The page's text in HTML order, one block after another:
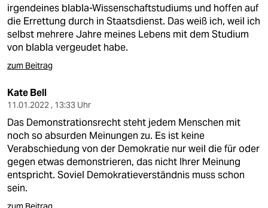
irgendeines blabla-Wissenschaftstudiums und hoffen auf
die Errettung durch in Staatsdienst. Das weiß ich, weil ich
selbst mehrere Jahre meines Lebens mit dem Studium
von blabla vergeudet habe.
zum Beitrag
Kate Bell
11.01.2022 , 13:33 Uhr
Das Demonstrationsrecht steht jedem Menschen mit
noch so absurden Meinungen zu. Es ist keine
Verabschiedung von der Demokratie nur weil die für oder
gegen etwas demonstrieren, das nicht Ihrer Meinung
entspricht. Soviel Demokratieverständnis muss schon
sein.